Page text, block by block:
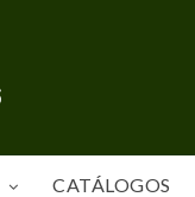
CATÁLOGOS